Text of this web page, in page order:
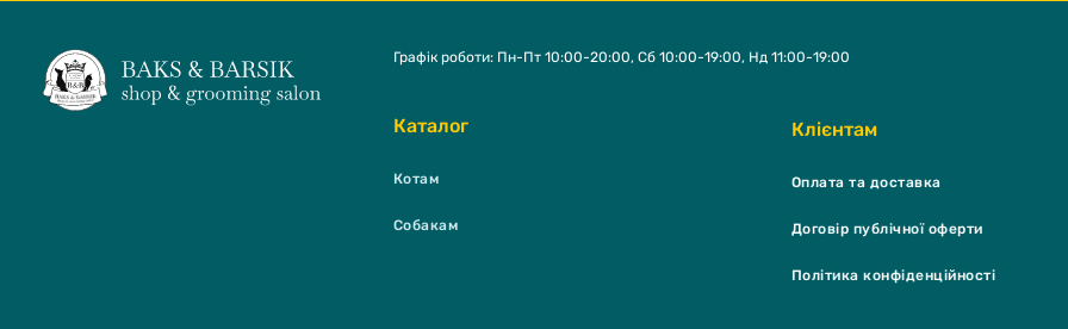
Каталог
Котам
Собакам
Клієнтам
Оплата та доставка
Договір публічної оферти
Політика конфіденційності
Графік роботи: Пн-Пт 10:00-20:00, Сб 10:00-19:00, Нд 11:00-19:00